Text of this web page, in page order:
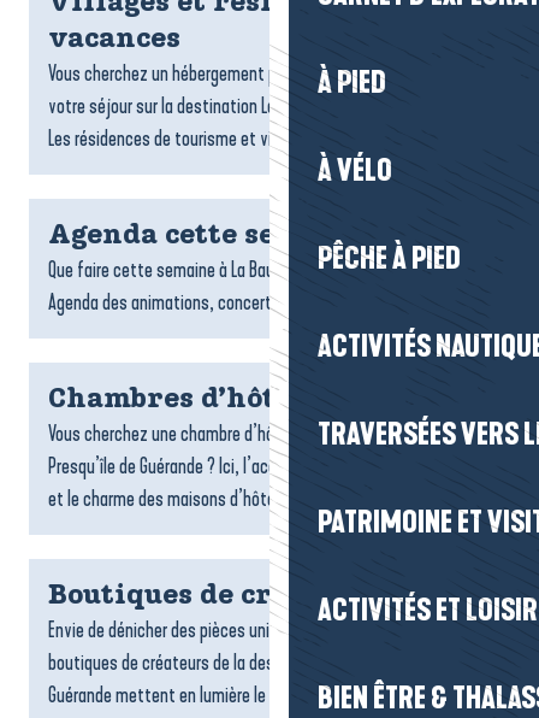
À PIED
À VÉLO
PÊCHE À PIED
ACTIVITÉS
TRAVERSÉES VERS
PATRIMOINE ET
ACTIVITÉS ET
BIEN ÊTRE &
vacances
Vous cherchez un hébergement pratique et confortable pour
votre séjour sur la destination La Baule-Presqu’île de Guérande ?
Les résidences de tourisme et villages vacances sont...
Agenda cette semaine
Que faire cette semaine à La Baule-Presqu’île de Guérande ?
Agenda des animations, concerts, expo et sorties.
Chambres d’hôtes
Vous cherchez une chambre d’hôtes sur la destination La Baule-
Presqu’île de Guérande ? Ici, l’accueil chaleureux, la convivialité
et le charme des maisons d’hôtes font toute la...
Boutiques de créateurs
Envie de dénicher des pièces uniques et originales ? Les
boutiques de créateurs de la destination La Baule-Presqu’île de
Guérande mettent en lumière le talent et l’originalité...